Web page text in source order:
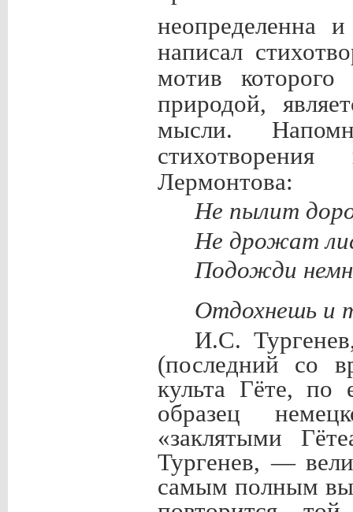
неопределенна
написал
мотив
природой,
мысли.
Лермонтова:
Не пылит
Не дрожат
Подожди
Отдохнешь и
И.С.
(последний со
культа Гёте,
образец
«заклятыми
Тургенев, —
самым полным